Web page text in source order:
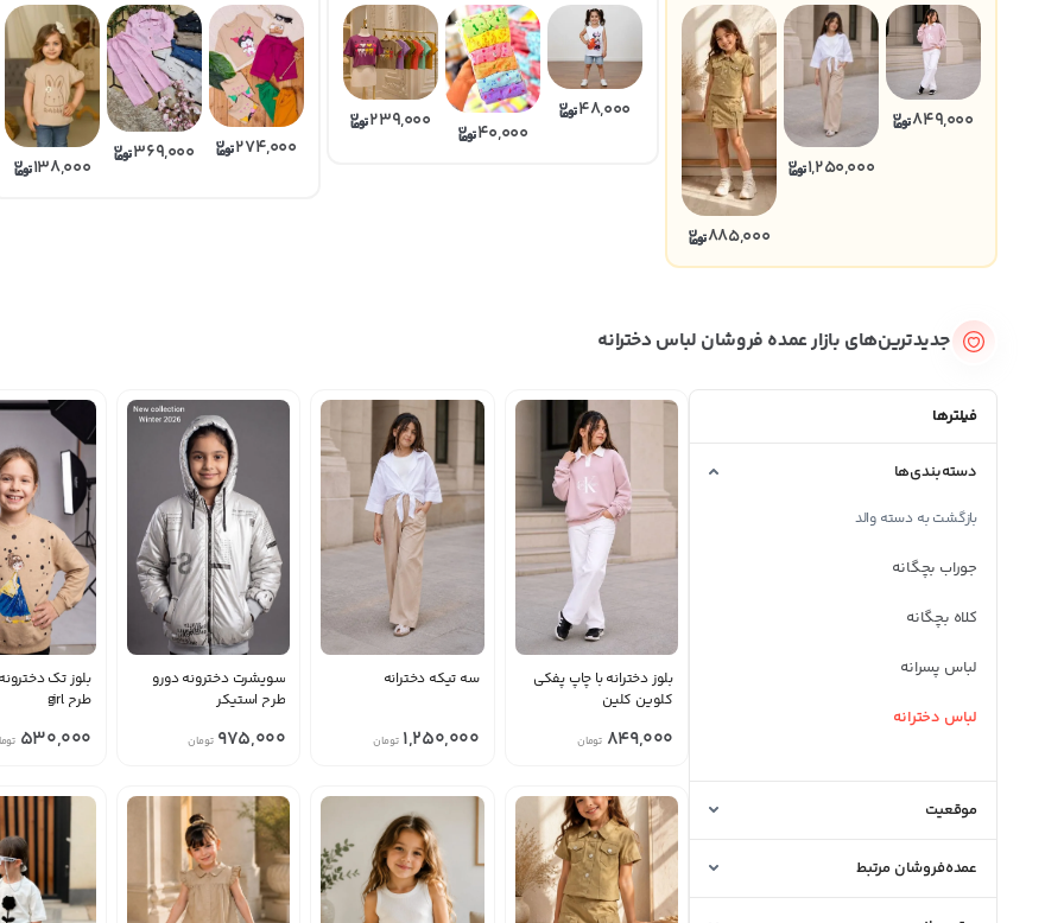
849,000
1,250,000
885,000
48,000
40,000
239,000
274,000
369,000
138,000
جدیدترین‌های بازار عمده فروشان لباس دخترانه
فیلترها
دسته‌بندی‌ها
بازگشت به دسته والد
جوراب بچگانه
کلاه بچگانه
لباس پسرانه
لباس دخترانه
موقعیت
عمده‌فروشان مرتبط
بلوز دخترانه با چاپ پفکی
کلوین کلین
849,000 تومان
سه تیکه دخترانه
1,250,000 تومان
سویشرت دخترونه دورو
طرح استیکر
975,000 تومان
بلوز تک
طرح girl
530,000